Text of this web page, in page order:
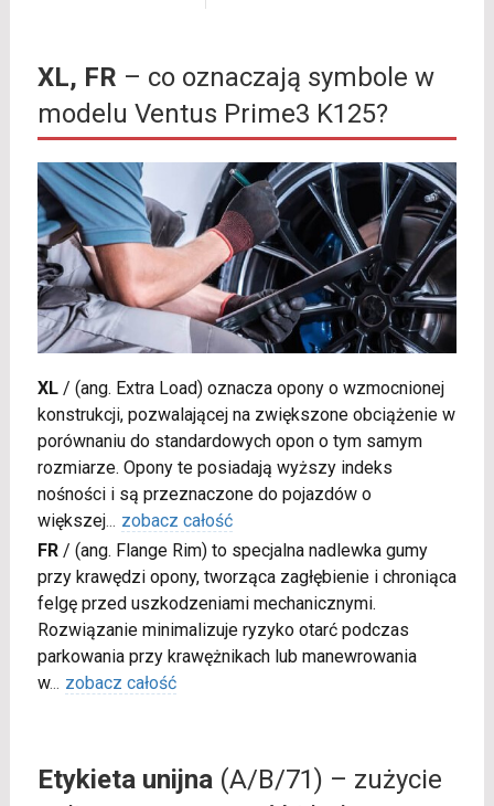
XL, FR – co oznaczają symbole w
modelu Ventus Prime3 K125?
XL/ (ang. Extra Load) oznacza opony o wzmocnionej
konstrukcji, pozwalającej na zwiększone obciążenie w
porównaniu do standardowych opon o tym samym
rozmiarze. Opony te posiadają wyższy indeks
nośności i są przeznaczone do pojazdów o
większej... zobacz całość
FR/ (ang. Flange Rim) to specjalna nadlewka gumy
przy krawędzi opony, tworząca zagłębienie i chroniąca
felgę przed uszkodzeniami mechanicznymi.
Rozwiązanie minimalizuje ryzyko otarć podczas
parkowania przy krawężnikach lub manewrowania
w... zobacz całość
Etykieta unijna(A/B/71) – zużycie